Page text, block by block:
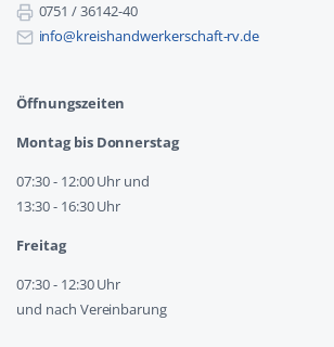
0751 / 36142-40
info@kreishandwerkerschaft-rv.de
Öffnungszeiten
Montag bis Donnerstag
07:30 - 12:00 Uhr und
13:30 - 16:30 Uhr
Freitag
07:30 - 12:30 Uhr
und nach Vereinbarung